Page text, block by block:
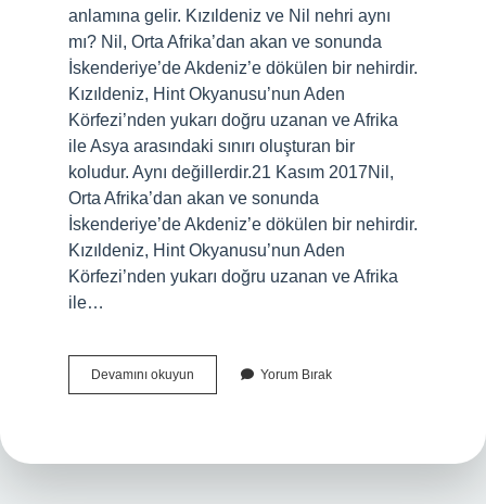
anlamına gelir. Kızıldeniz ve Nil nehri aynı
mı? Nil, Orta Afrika’dan akan ve sonunda
İskenderiye’de Akdeniz’e dökülen bir nehirdir.
Kızıldeniz, Hint Okyanusu’nun Aden
Körfezi’nden yukarı doğru uzanan ve Afrika
ile Asya arasındaki sınırı oluşturan bir
koludur. Aynı değillerdir.21 Kasım 2017Nil,
Orta Afrika’dan akan ve sonunda
İskenderiye’de Akdeniz’e dökülen bir nehirdir.
Kızıldeniz, Hint Okyanusu’nun Aden
Körfezi’nden yukarı doğru uzanan ve Afrika
ile…
Devamını okuyun
Nehrinin
Yorum Bırak